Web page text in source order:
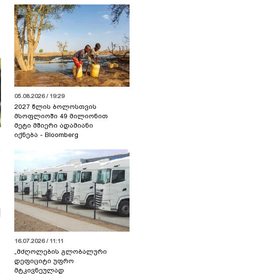
05.08.2026 / 19:29
2027 წლის ბოლოსთვის
მსოფლიოში 49 მილიონით
მეტი მშიერი ადამიანი
იქნება - Bloomberg
16.07.2026 / 11:11
„მძღოლების გლობალური
დეფიციტი უფრო
მტკივნეულად